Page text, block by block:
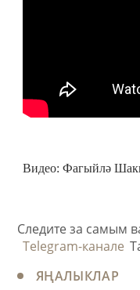
Видео: Фагыйлә
Следите за самым
Telegram-канале
ЯҢАЛЫКЛАР